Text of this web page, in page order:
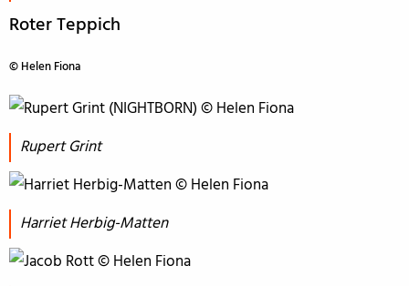
Roter Teppich
© Helen Fiona
Rupert Grint
Harriet Herbig-Matten